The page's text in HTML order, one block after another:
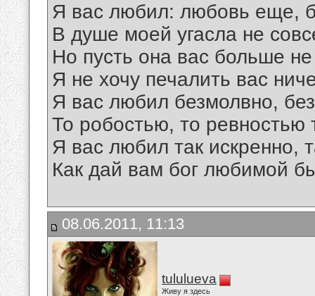
Я вас любил: любовь еще,
В душе моей угасла не
Но пусть она вас больше
Я не хочу печалить вас
Я вас любил безмолвно,
То робостью, то ревностью
Я вас любил так искренно,
Как дай вам бог любимой
08.06.2011, 11:13
tululueva
Живу я здесь